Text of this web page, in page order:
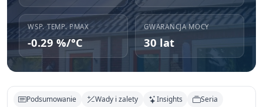
WSP. TEMP. PMAX
-0.29 %/°C
GWARANCJA MOCY
30 lat
Podsumowanie Wady i zalety Insights
Seria